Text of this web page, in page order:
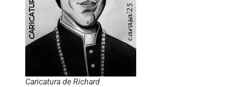
Caricatura de Richard